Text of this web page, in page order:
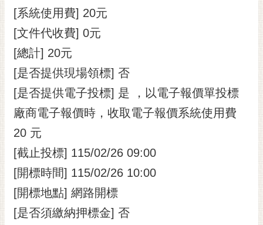
[系統使用費] 20元
[文件代收費] 0元
[總計] 20元
[是否提供現場領標] 否
[是否提供電子投標] 是 ，以電子報價單投標
廠商電子報價時，收取電子報價系統使用費
20 元
[截止投標] 115/02/26 09:00
[開標時間] 115/02/26 10:00
[開標地點] 網路開標
[是否須繳納押標金] 否